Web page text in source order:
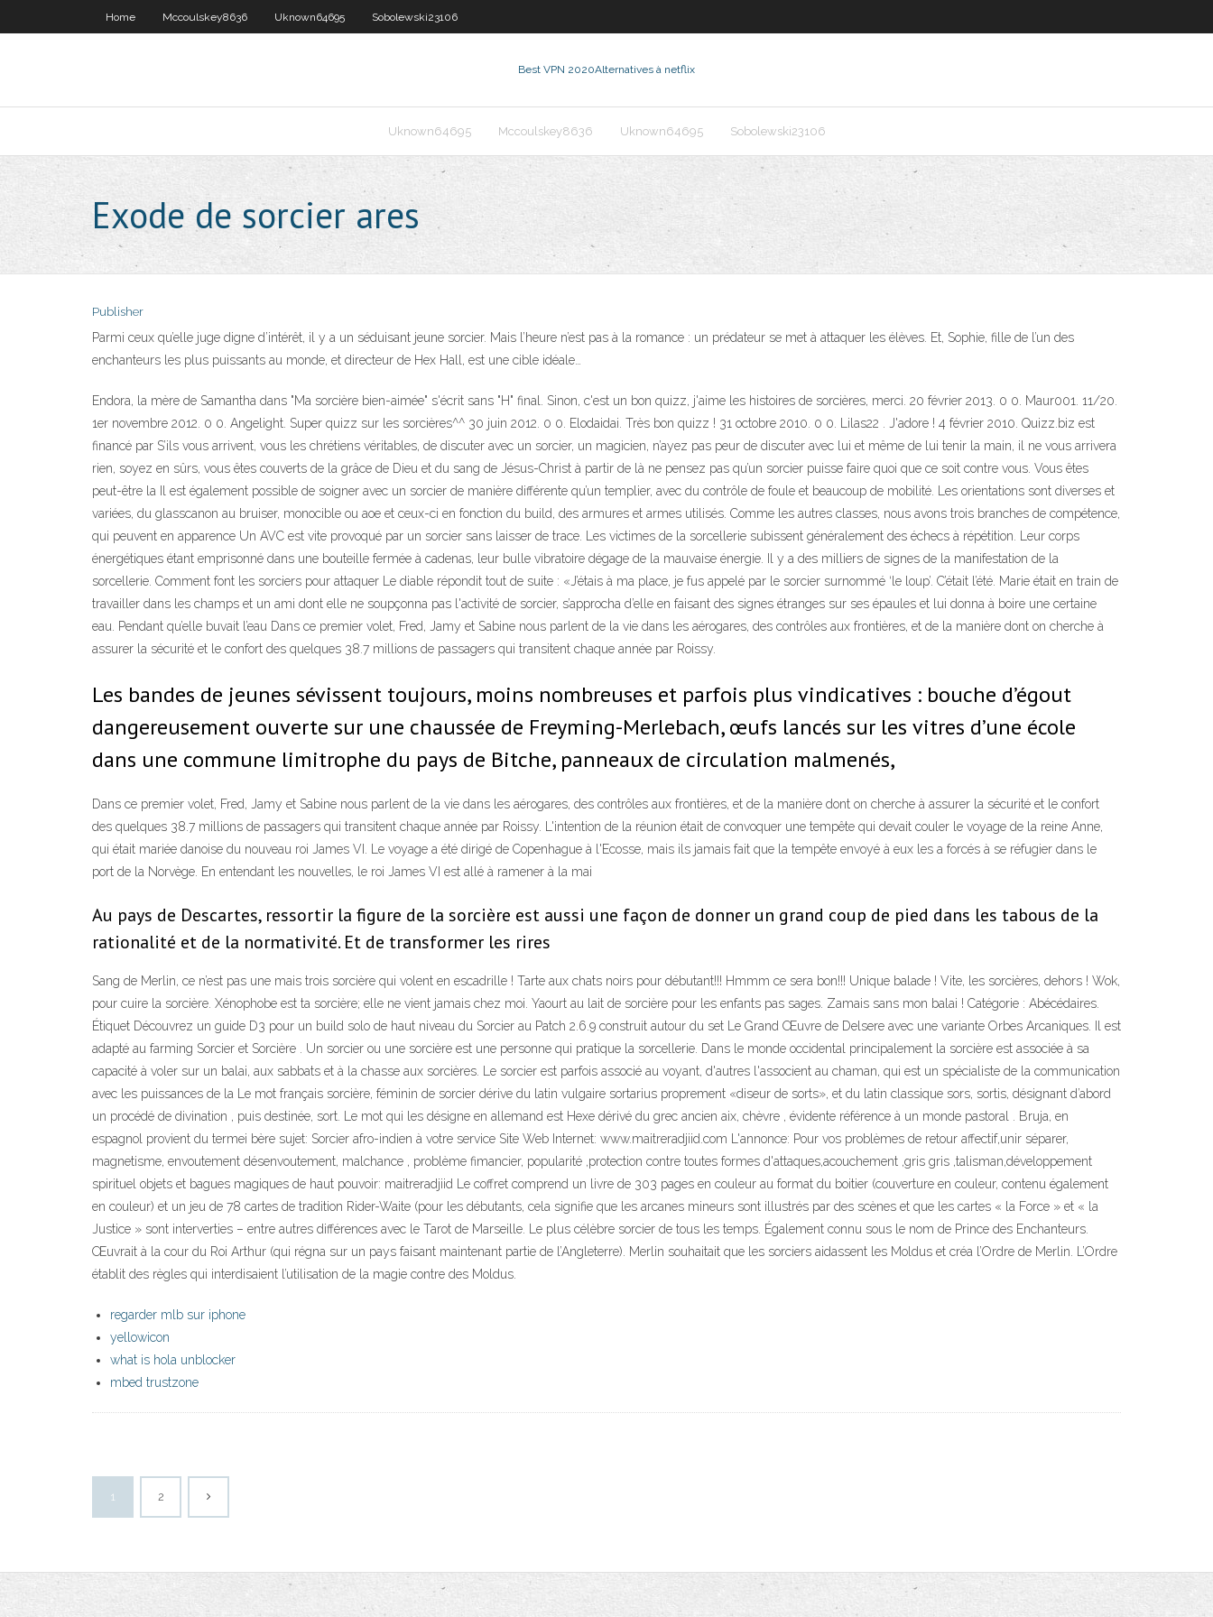
Home Mccoulskey8636 Uknown64695 Sobolewski23106
Best VPN 2020Alternatives à netflix
Uknown64695 Mccoulskey8636 Uknown64695 Sobolewski23106
Exode de sorcier ares
Publisher
Parmi ceux qu’elle juge digne d’intérêt, il y a un séduisant jeune sorcier. Mais l’heure n’est pas à la romance : un prédateur se met à attaquer les élèves. Et, Sophie, fille de l’un des
enchanteurs les plus puissants au monde, et directeur de Hex Hall, est une cible idéale…
Endora, la mère de Samantha dans "Ma sorcière bien-aimée" s'écrit sans "H" final. Sinon, c'est un bon quizz, j'aime les histoires de sorcières, merci. 20 février 2013. 0 0. Maur001. 11/20.
1er novembre 2012. 0 0. Angelight. Super quizz sur les sorcières^^ 30 juin 2012. 0 0. Elodaidai. Très bon quizz ! 31 octobre 2010. 0 0. Lilas22 . J'adore ! 4 février 2010. Quizz.biz est
financé par S’ils vous arrivent, vous les chrétiens véritables, de discuter avec un sorcier, un magicien, n’ayez pas peur de discuter avec lui et même de lui tenir la main, il ne vous arrivera
rien, soyez en sûrs, vous êtes couverts de la grâce de Dieu et du sang de Jésus-Christ à partir de là ne pensez pas qu’un sorcier puisse faire quoi que ce soit contre vous. Vous êtes
peut-être la Il est également possible de soigner avec un sorcier de manière différente qu’un templier, avec du contrôle de foule et beaucoup de mobilité. Les orientations sont diverses et
variées, du glasscanon au bruiser, monocible ou aoe et ceux-ci en fonction du build, des armures et armes utilisés. Comme les autres classes, nous avons trois branches de compétence,
qui peuvent en apparence Un AVC est vite provoqué par un sorcier sans laisser de trace. Les victimes de la sorcellerie subissent généralement des échecs à répétition. Leur corps
énergétiques étant emprisonné dans une bouteille fermée à cadenas, leur bulle vibratoire dégage de la mauvaise énergie. Il y a des milliers de signes de la manifestation de la
sorcellerie. Comment font les sorciers pour attaquer Le diable répondit tout de suite : «J’étais à ma place, je fus appelé par le sorcier surnommé ‘le loup’. C’était l’été. Marie était en train de
travailler dans les champs et un ami dont elle ne soupçonna pas l'activité de sorcier, s’approcha d’elle en faisant des signes étranges sur ses épaules et lui donna à boire une certaine
eau. Pendant qu’elle buvait l’eau Dans ce premier volet, Fred, Jamy et Sabine nous parlent de la vie dans les aérogares, des contrôles aux frontières, et de la manière dont on cherche à
assurer la sécurité et le confort des quelques 38.7 millions de passagers qui transitent chaque année par Roissy.
Les bandes de jeunes sévissent toujours, moins nombreuses et parfois plus vindicatives : bouche d’égout
dangereusement ouverte sur une chaussée de Freyming-Merlebach, œufs lancés sur les vitres d’une école
dans une commune limitrophe du pays de Bitche, panneaux de circulation malmenés,
Dans ce premier volet, Fred, Jamy et Sabine nous parlent de la vie dans les aérogares, des contrôles aux frontières, et de la manière dont on cherche à assurer la sécurité et le confort
des quelques 38.7 millions de passagers qui transitent chaque année par Roissy. L'intention de la réunion était de convoquer une tempête qui devait couler le voyage de la reine Anne,
qui était mariée danoise du nouveau roi James VI. Le voyage a été dirigé de Copenhague à l'Ecosse, mais ils jamais fait que la tempête envoyé à eux les a forcés à se réfugier dans le
port de la Norvège. En entendant les nouvelles, le roi James VI est allé à ramener à la mai
Au pays de Descartes, ressortir la figure de la sorcière est aussi une façon de donner un grand coup de pied dans les tabous de la
rationalité et de la normativité. Et de transformer les rires
Sang de Merlin, ce n’est pas une mais trois sorcière qui volent en escadrille ! Tarte aux chats noirs pour débutant!!! Hmmm ce sera bon!!! Unique balade ! Vite, les sorcières, dehors ! Wok,
pour cuire la sorcière. Xénophobe est ta sorcière; elle ne vient jamais chez moi. Yaourt au lait de sorcière pour les enfants pas sages. Zamais sans mon balai ! Catégorie : Abécédaires.
Étiquet Découvrez un guide D3 pour un build solo de haut niveau du Sorcier au Patch 2.6.9 construit autour du set Le Grand Œuvre de Delsere avec une variante Orbes Arcaniques. Il est
adapté au farming Sorcier et Sorcière . Un sorcier ou une sorcière est une personne qui pratique la sorcellerie. Dans le monde occidental principalement la sorcière est associée à sa
capacité à voler sur un balai, aux sabbats et à la chasse aux sorcières. Le sorcier est parfois associé au voyant, d'autres l'associent au chaman, qui est un spécialiste de la communication
avec les puissances de la Le mot français sorcière, féminin de sorcier dérive du latin vulgaire sortarius proprement «diseur de sorts», et du latin classique sors, sortis, désignant d’abord
un procédé de divination , puis destinée, sort. Le mot qui les désigne en allemand est Hexe dérivé du grec ancien aix, chèvre , évidente référence à un monde pastoral . Bruja, en
espagnol provient du termei bère sujet: Sorcier afro-indien à votre service Site Web Internet: www.maitreradjiid.com L'annonce: Pour vos problèmes de retour affectif,unir séparer,
magnetisme, envoutement désenvoutement, malchance , problème fimancier, popularité ,protection contre toutes formes d'attaques,acouchement ,gris gris ,talisman,développement
spirituel objets et bagues magiques de haut pouvoir: maitreradjiid Le coffret comprend un livre de 303 pages en couleur au format du boitier (couverture en couleur, contenu également
en couleur) et un jeu de 78 cartes de tradition Rider-Waite (pour les débutants, cela signifie que les arcanes mineurs sont illustrés par des scènes et que les cartes « la Force » et « la
Justice » sont interverties – entre autres différences avec le Tarot de Marseille. Le plus célèbre sorcier de tous les temps. Également connu sous le nom de Prince des Enchanteurs.
Œuvrait à la cour du Roi Arthur (qui régna sur un pays faisant maintenant partie de l’Angleterre). Merlin souhaitait que les sorciers aidassent les Moldus et créa l’Ordre de Merlin. L’Ordre
établit des règles qui interdisaient l’utilisation de la magie contre des Moldus.
regarder mlb sur iphone
yellowicon
what is hola unblocker
mbed trustzone
1 2